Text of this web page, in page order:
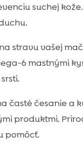
suchej
stravu vašej
6 mastnými
časté česanie a
produktmi.
pomôcť.